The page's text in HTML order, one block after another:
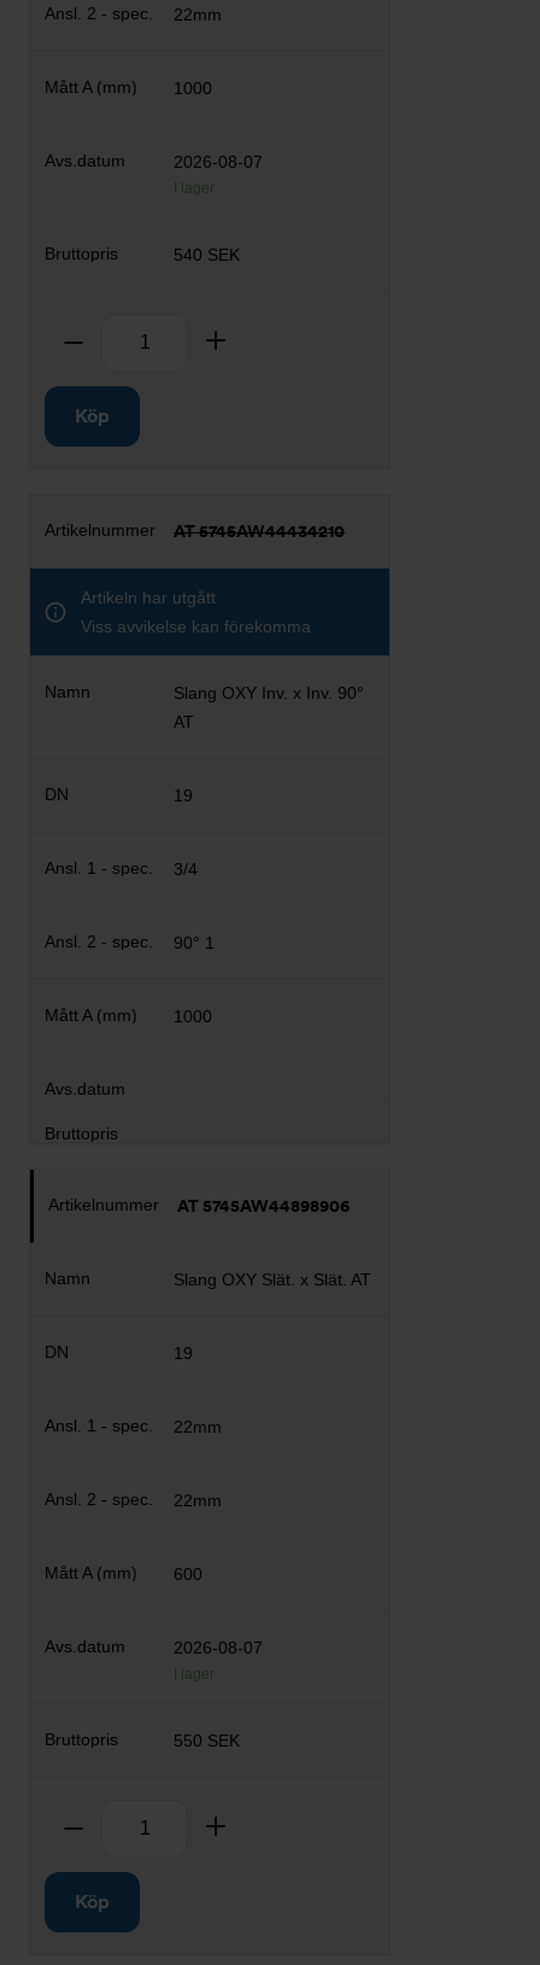
22mm
1000
2026-08-07
I lager
540 SEK
Ta bort
Köp
AT 5745AW44434210
Artikeln har utgått
Viss avvikelse kan förekomma
Slang OXY Inv. x Inv. 90°
AT
19
3/4
90° 1
1000
AT 5745AW44898906
Slang OXY Slät. x Slät. AT
19
22mm
22mm
600
2026-08-07
I lager
550 SEK
Ta bort
Köp